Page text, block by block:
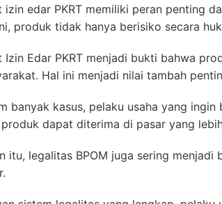
izin edar PKRT memiliki peran penting
produk tidak hanya berisiko secara
Izin Edar PKRT menjadi bukti bahwa
Hal ini menjadi nilai tambah
banyak kasus, pelaku usaha yang
dapat diterima di pasar yang
itu, legalitas BPOM juga sering